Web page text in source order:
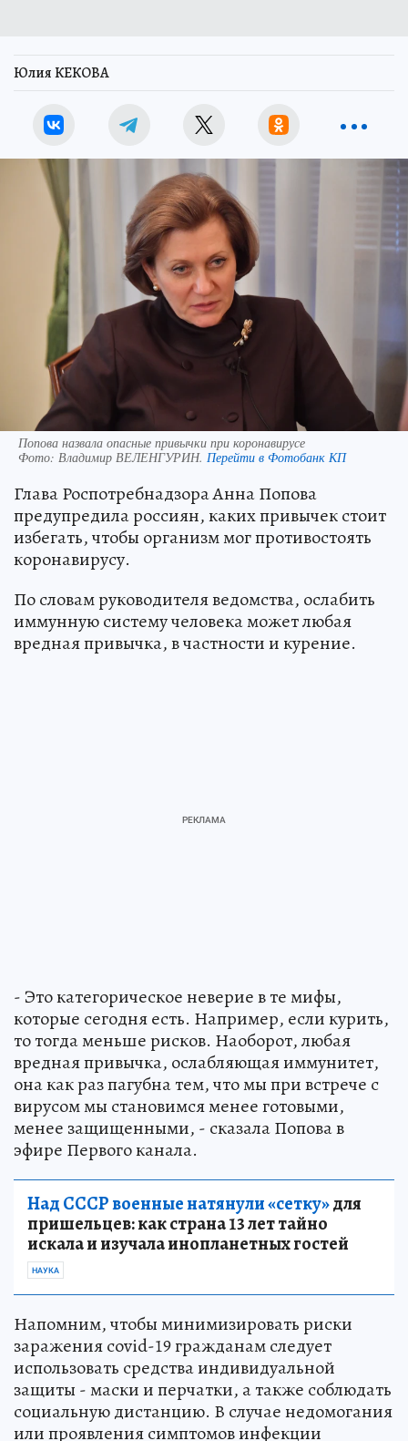
Юлия КЕКОВА
Попова назвала опасные привычки при коронавирусе
Фото: Владимир ВЕЛЕНГУРИН. Перейти в Фотобанк КП
Глава Роспотребнадзора Анна Попова
предупредила россиян, каких привычек стоит
избегать, чтобы организм мог противостоять
коронавирусу.
По словам руководителя ведомства, ослабить
иммунную систему человека может любая
вредная привычка, в частности и курение.
- Это категорическое неверие в те мифы,
которые сегодня есть. Например, если курить,
то тогда меньше рисков. Наоборот, любая
вредная привычка, ослабляющая иммунитет,
она как раз пагубна тем, что мы при встрече с
вирусом мы становимся менее готовыми,
менее защищенными, - сказала Попова в
эфире Первого канала.
Над СССР военные натянули «сетку»для
пришельцев: как страна 13 лет тайно
искала и изучала инопланетных гостей
НАУКА
Напомним, чтобы минимизировать риски
заражения covid-19 гражданам следует
использовать средства индивидуальной
защиты - маски и перчатки, а также соблюдать
социальную дистанцию. В случае недомогания
или проявления симптомов инфекции